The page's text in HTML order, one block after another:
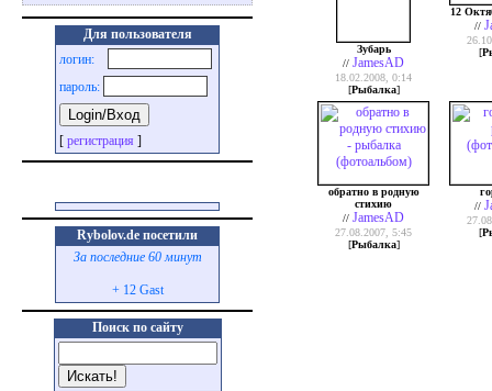
Для пользователя
логин:
пароль:
[ регистрация ]
Rybolov.de посетили
За последние 60 минут
+ 12 Gast
Поиск по сайту
Зубарь
// JamesAD
18.02.2008, 0:14
[Рыбалка]
12
//
[
обратно в родную
стихию
// JamesAD
27.08.2007, 5:45
[Рыбалка]
//
[